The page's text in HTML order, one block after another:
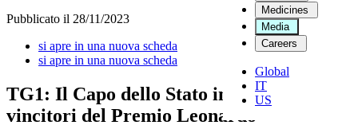
Medicines
Media
Careers
Global
IT
US
Pubblicato il 28/11/2023
si apre in una nuova scheda
si apre in una nuova scheda
TG1: Il Capo dello Stato incontra i
vincitori del Premio Leonardo